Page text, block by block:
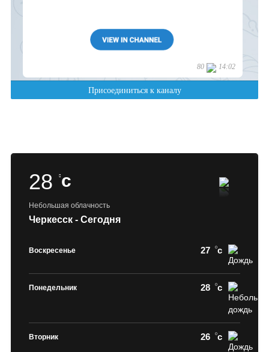
28 c
Небольшая облачность
Черкесск - Сегодня
Воскресенье 27 c
Понедельник 28 c
Вторник 26 c